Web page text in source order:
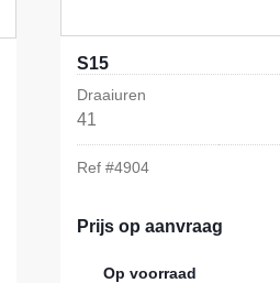
S15
Draaiuren
41
Ref #4904
Prijs op aanvraag
Op voorraad